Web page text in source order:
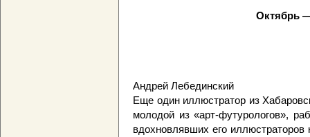
Октябрь
Андрей Лебединский
Еще один иллюстратор из
молодой из «арт-футурологов»,
вдохновлявших его